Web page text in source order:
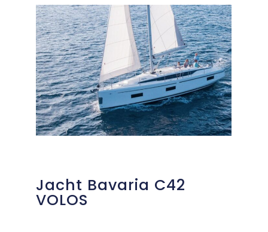
Jacht Bavaria C42
VOLOS